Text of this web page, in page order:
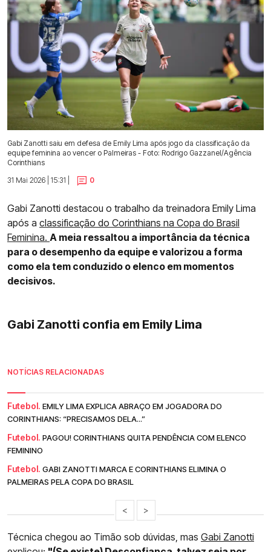
Gabi Zanotti saiu em defesa de Emily Lima após jogo da classificação da
equipe feminina ao vencer o Palmeiras - Foto: Rodrigo Gazzanel/Agência
Corinthians
31 Mai 2026 | 15:31 |
0
Gabi Zanotti destacou o trabalho da treinadora Emily Lima
após a classificação do Corinthians na Copa do Brasil
Feminina. A meia ressaltou a importância da técnica
para o desempenho da equipe e valorizou a forma
como ela tem conduzido o elenco em momentos
decisivos.
Gabi Zanotti confia em Emily Lima
NOTÍCIAS RELACIONADAS
Futebol. EMILY LIMA EXPLICA ABRAÇO EM JOGADORA DO
CORINTHIANS: “PRECISAMOS DELA...”
Futebol. PAGOU! CORINTHIANS QUITA PENDÊNCIA COM ELENCO
FEMININO
Futebol. GABI ZANOTTI MARCA E CORINTHIANS ELIMINA O
PALMEIRAS PELA COPA DO BRASIL
< >
Técnica chegou ao Timão sob dúvidas, mas Gabi Zanotti